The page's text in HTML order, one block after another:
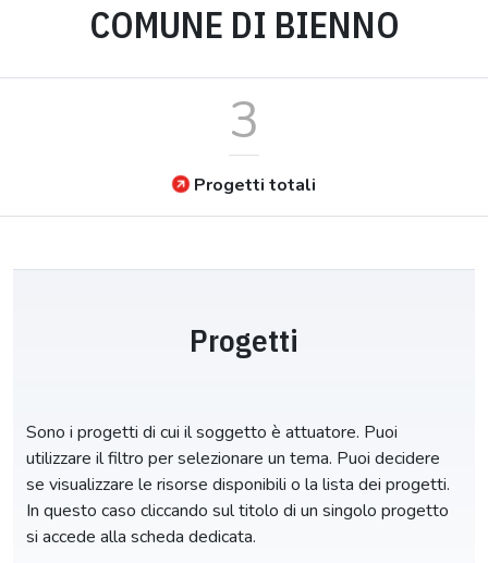
COMUNE DI BIENNO
3
Progetti totali
Progetti
Sono i progetti di cui il soggetto è attuatore. Puoi
utilizzare il filtro per selezionare un tema. Puoi decidere
se visualizzare le risorse disponibili o la lista dei progetti.
In questo caso cliccando sul titolo di un singolo progetto
si accede alla scheda dedicata.